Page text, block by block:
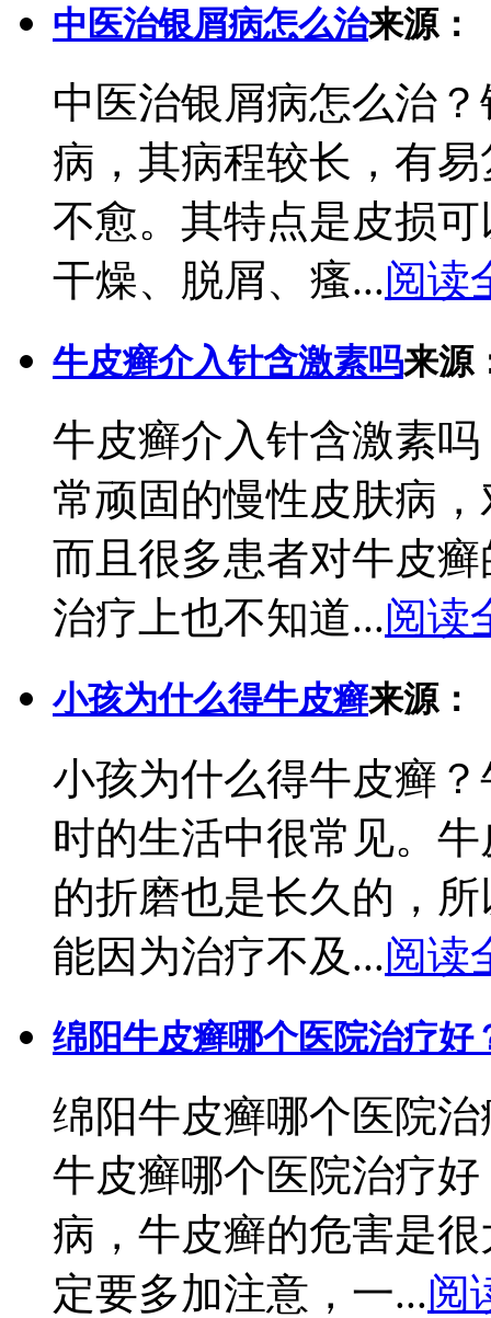
中医治银屑病怎么治来源：
中医治银屑病怎么治
病，其病程较长，有
不愈。其特点是皮损
干燥、脱屑、瘙...阅读
牛皮癣介入针含激素吗来源
牛皮癣介入针含激素
常顽固的慢性皮肤病
而且很多患者对牛皮
治疗上也不知道...阅读
小孩为什么得牛皮癣来源：
小孩为什么得牛皮癣
时的生活中很常见。
的折磨也是长久的，
能因为治疗不及...阅读
绵阳牛皮癣哪个医院治疗好
绵阳牛皮癣哪个医院
牛皮癣哪个医院治疗
病，牛皮癣的危害是
定要多加注意，一...阅